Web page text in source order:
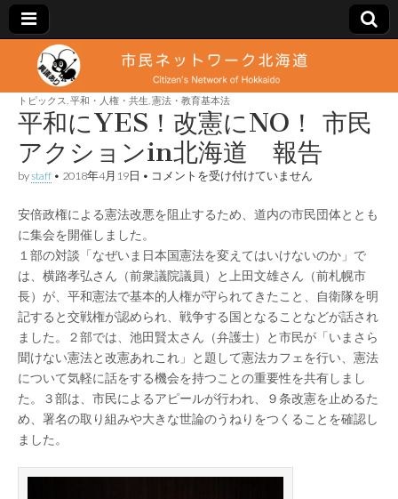
市
民
ネ
ッ
ト
ワ
ー
ク
北
海
Citizen's
Network
of
Hokkaido
トピックス 平和・人権・共生 憲法・教育基本法
平和にYES！改憲にNO！ 市民
アクションin北海道 報告
bystaff • 2018年4月19日 • 平
YES！
に
NO！
市
民
ア
ク
シ
ョ
ン
in
北
海
道
コメントを受け付けていません
安倍政権による憲法改悪を阻止するため、道内の市民団体ととも
に集会を開催しました。
１部の対談「なぜいま日本国憲法を変えてはいけないのか」で
は、横路孝弘さん（前衆議院議員）と上田文雄さん（前札幌市
長）が、平和憲法で基本的人権が守られてきたこと、自衛隊を明
記すると交戦権が認められ、戦争する国となることなどが話され
ました。２部では、池田賢太さん（弁護士）と市民が「いまさら
聞けない憲法と改憲あれこれ」と題して憲法カフェを行い、憲法
について気軽に話をする機会を持つことの重要性を共有しまし
た。３部は、市民によるアピールが行われ、９条改憲を止めるた
め、署名の取り組みや大きな世論のうねりをつくることを確認し
ました。